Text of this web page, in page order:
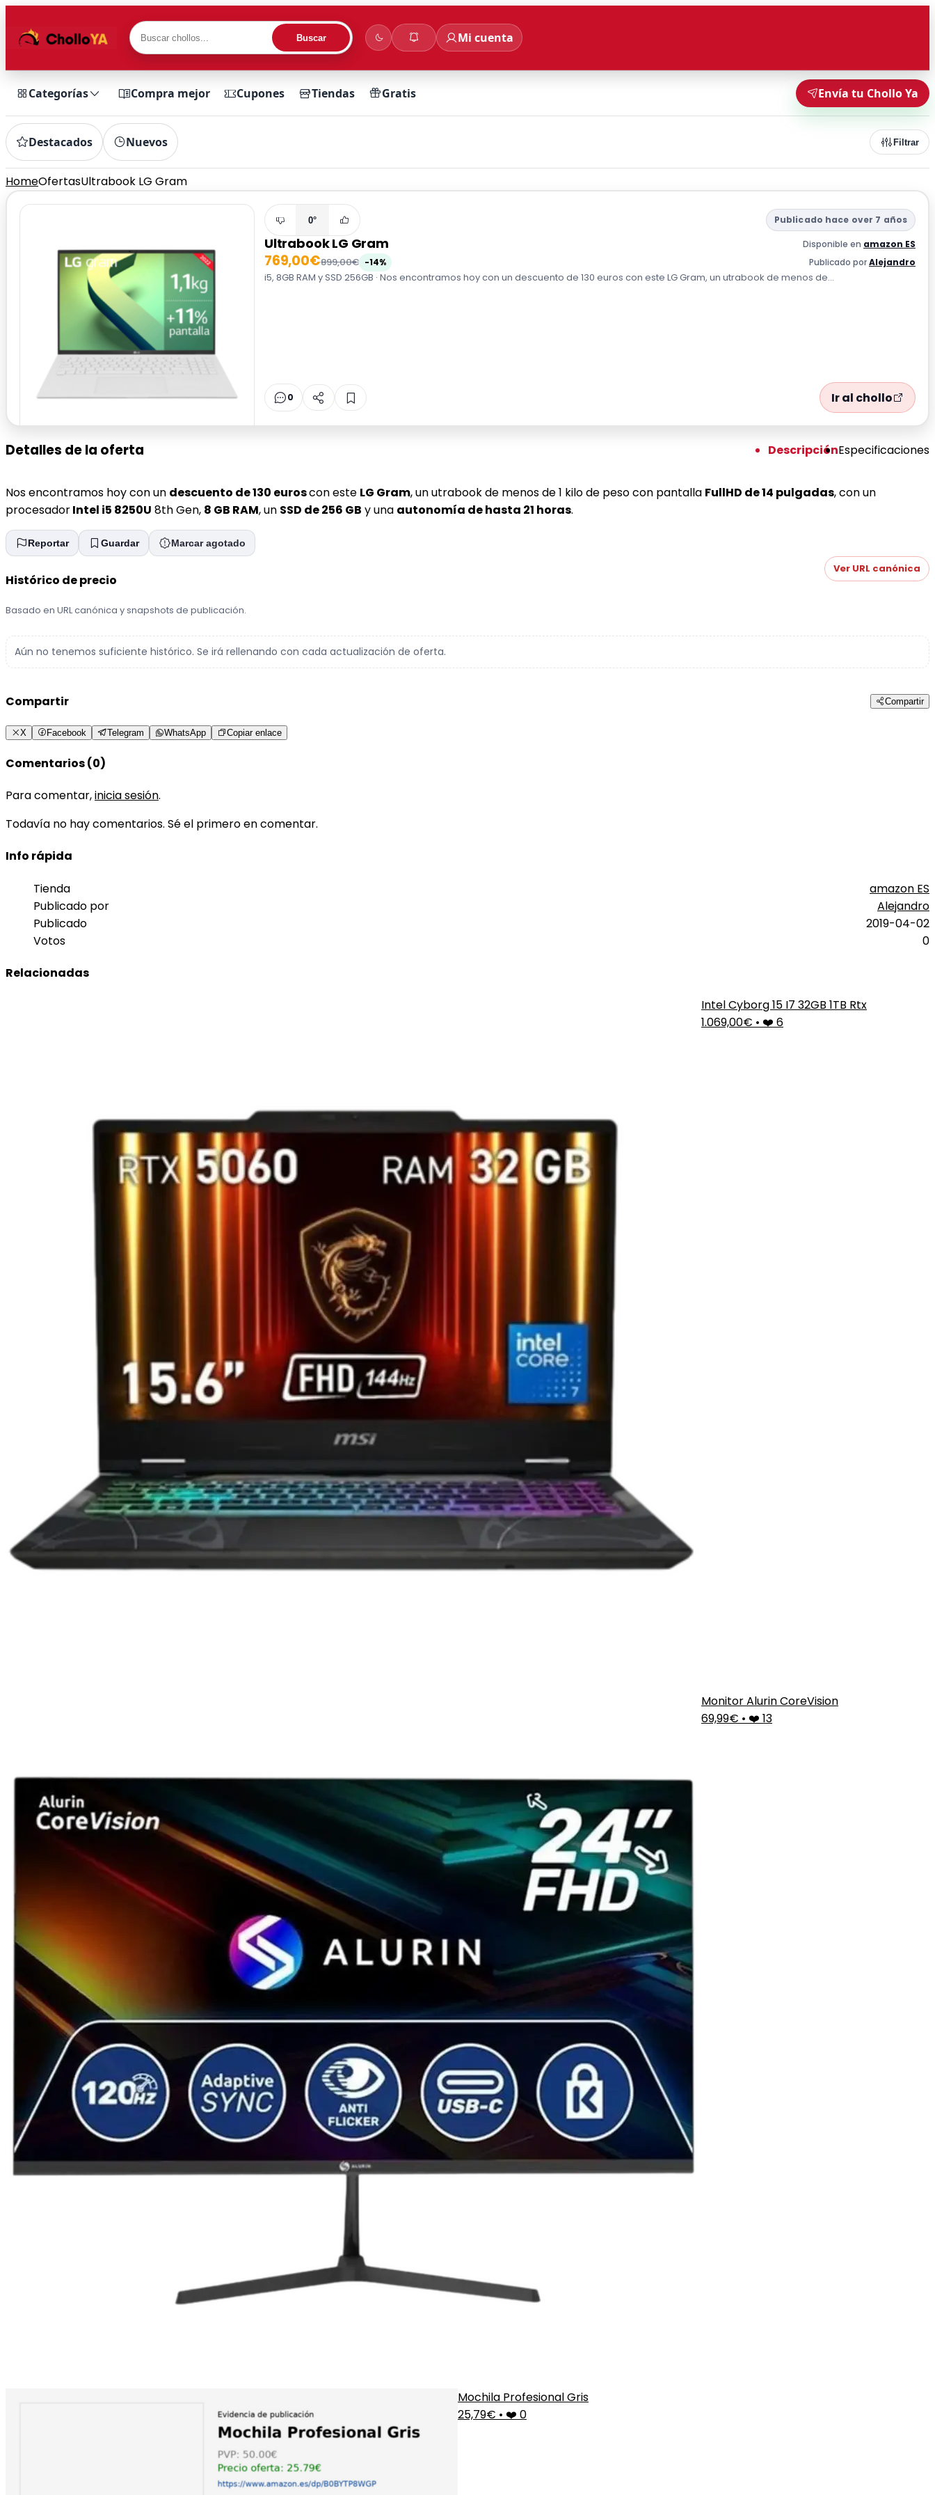
Buscar Mi cuenta
Categorías Compra mejor Cupones Tiendas Gratis Envía tu Chollo Ya
Destacados Nuevos Filtrar
HomeOfertasUltrabook LG Gram
0° Publicado hace over 7 años
Ultrabook LG Gram Disponible en amazon ES
769,00€899,00€ -14% Publicado porAlejandro
i5, 8GB RAM y SSD 256GB · Nos encontramos hoy con un descuento de 130 euros con este LG Gram, un utrabook de menos de...
0 Ir al chollo
Detalles de la oferta DescripciónEspecificaciones
Nos encontramos hoy con un descuento de 130 euroscon este LG Gram, un utrabook de menos de 1 kilo de peso con pantalla FullHD de 14 pulgadas, con un
procesadorIntel i5 8250U 8th Gen, 8 GB RAM, un SSD de 256 GB y una autonomía de hasta 21 horas.
Reportar Guardar Marcar agotado
Histórico de precio
Basado en URL canónica y snapshots de publicación.
Ver URL canónica
Aún no tenemos suficiente histórico. Se irá rellenando con cada actualización de oferta.
Compartir Compartir
X Facebook Telegram WhatsApp Copiar enlace
Comentarios (0)
Para comentar,inicia sesión.
Todavía no hay comentarios. Sé el primero en comentar.
Info rápida
Tienda
amazon ES
Publicado por
Alejandro
Publicado
2019-04-02
Votos
0
Relacionadas
Intel Cyborg 15 I7 32GB 1TB Rtx
1.069,00€ • ❤️ 6
Monitor Alurin CoreVision
69,99€ • ❤️ 13
Mochila Profesional Gris
25,79€ • ❤️ 0